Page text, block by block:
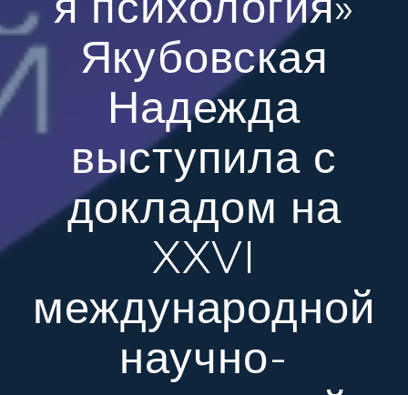
Якубовская
Надежда
выступила с
докладом на
XXVI
международной
научно-